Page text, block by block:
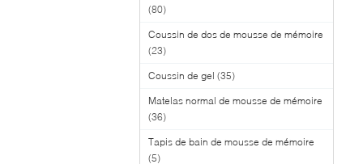
(80)
Coussin de dos de mousse de mémoire
(23)
Coussin de gel (35)
Matelas normal de mousse de mémoire
(36)
Tapis de bain de mousse de mémoire
(5)